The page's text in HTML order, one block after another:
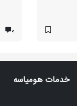
۰
خدمات هومیاسه